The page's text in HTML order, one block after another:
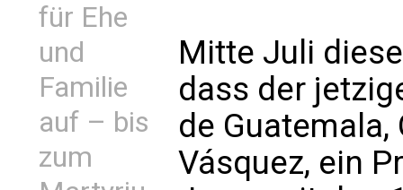
für Ehe
und
Familie
auf – bis
zum
Mitte Juli
dass der
de Guatemala,
Vásquez, ein